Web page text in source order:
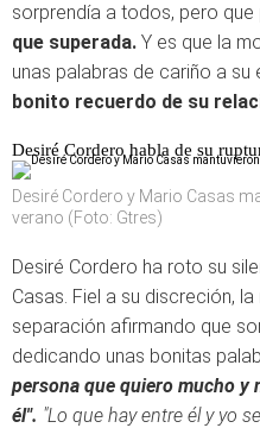
sorprendía a todos, pero que
que superada. Y es que la
unas palabras de cariño a su
bonito recuerdo de su
Desiré Cordero habla de su
Desiré Cordero y Mario Casas
verano (Foto: Gtres)
Desiré Cordero ha roto su
Casas. Fiel a su discreción,
separación afirmando que
dedicando unas bonitas
persona que quiero mucho y
él". "Lo que hay entre él y yo